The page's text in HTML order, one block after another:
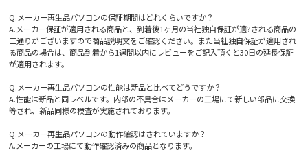
Q.メーカー再生品パソコンの保証期間はどれくらいですか？
A.メーカー保証が適用される商品と、到着後1ヶ月の当社独自保証が適?される商品の
二通りがございますので商品説明文をご確認ください。また当社独自保証が適用され
る商品の場合は、商品到着から1週間以内にレビューをご記入頂くと30日の延長保証
が適用されます。
Q.メーカー再生品パソコンの性能は新品と比べてどうですか？
A.性能は新品と同レベルです。内部の不具合はメーカーの工場にて新しい部品に交換
等され、新品同様の検査が実施されております。
Q.メーカー再生品パソコンの動作確認はされていますか？
A.メーカーの工場にて動作確認済みの商品となります。